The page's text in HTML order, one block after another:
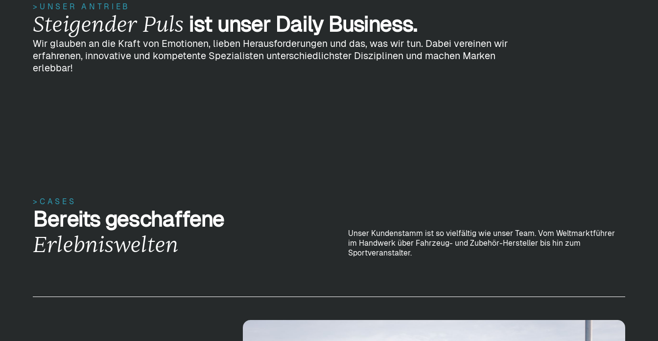
>UNSER ANTRIEB
Steigender Puls ist unser Daily Business.
Wir glauben an die Kraft von Emotionen, lieben Herausforderungen und das, was wir tun. Dabei vereinen wir
erfahrenen, innovative und kompetente Spezialisten unterschiedlichster Disziplinen und machen Marken
erlebbar!
>CASES
Bereits geschaffene
Erlebniswelten
Unser Kundenstamm ist so vielfältig wie unser Team. Vom Weltmarktführer
im Handwerk über Fahrzeug- und Zubehör-Hersteller bis hin zum
Sportveranstalter.